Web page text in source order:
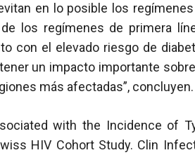
en lo posible los
los regímenes de primera
con el elevado riesgo de
un impacto importante
más afectadas”, concluyen.
with the Incidence of
HIV Cohort Study. Clin